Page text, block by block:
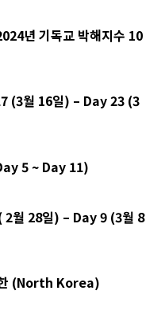
년 기독교 박해지수 10
(3월 16일) – Day 23 (3
5 ~ Day 11)
2월 28일) – Day 9 (3월 8
한 (North Korea)